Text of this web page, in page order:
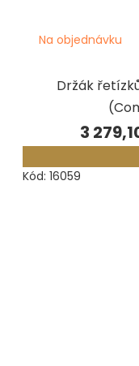
Držák
Na objednávku
3
Kód: 16059